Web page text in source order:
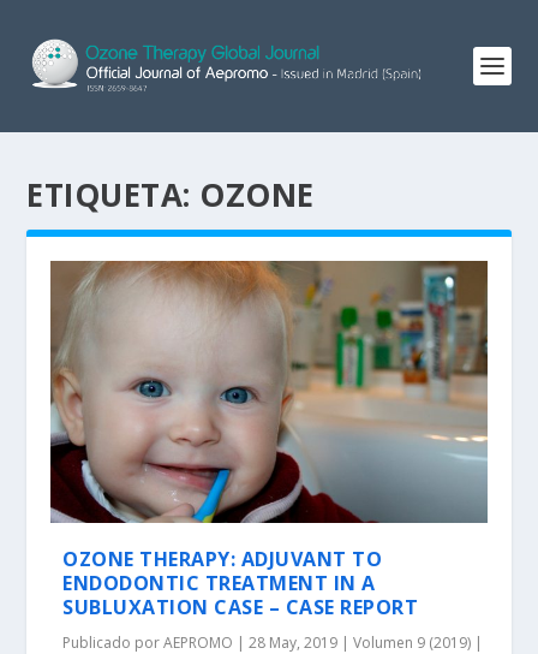
ETIQUETA: OZONE
OZONE THERAPY: ADJUVANT TO
ENDODONTIC TREATMENT IN A
SUBLUXATION CASE – CASE REPORT
Publicado porAEPROMO |28 May, 2019 |Volumen 9 (2019) |